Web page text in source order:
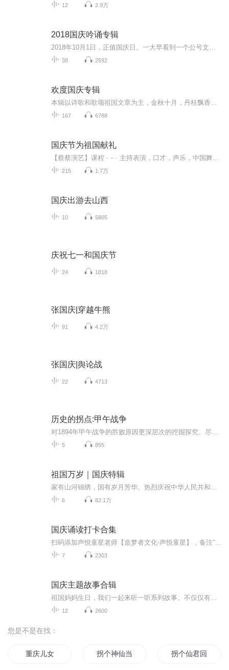
12 2.9万
2018国庆吟诵专辑
38 2592
欢度国庆专辑
167 6788
国庆节为祖国献礼
215 1.7万
国庆出游去山西
10 5805
庆祝七一和国庆节
24 1818
张国庆|穿越牛熊
91 4.2万
张国庆|舆论战
22 4713
历史的拐点:甲午战争
5 855
祖国万岁｜国庆特辑
6 82.1万
国庆诵读打卡合集
7 2303
国庆主题故事合辑
12 2600
您是不是在找：
重庆儿女 拐个神仙当老师 拐个仙君回魔界